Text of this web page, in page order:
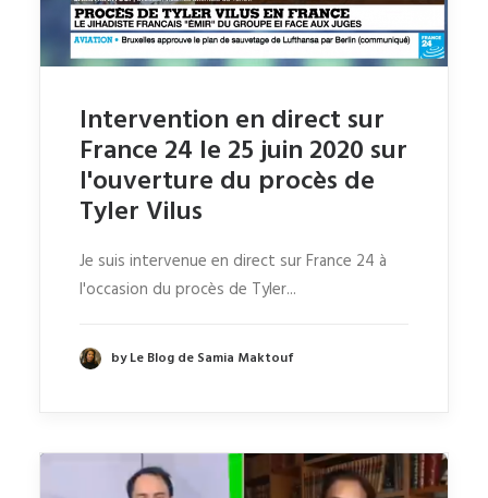
Intervention en direct sur
France 24 le 25 juin 2020 sur
l'ouverture du procès de
Tyler Vilus
Je suis intervenue en direct sur France 24 à
l'occasion du procès de Tyler...
by Le Blog de Samia Maktouf